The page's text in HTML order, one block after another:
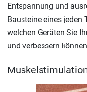
Entspannung und
Bausteine eines jeden
welchen Geräten Sie
und verbessern
Muskelstimulation